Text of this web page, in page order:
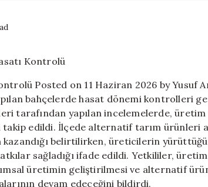
Posted on 11 Haziran 2026 by Yusuf
bahçelerde hasat dönemi kontrolleri
tarafından yapılan incelemelerde,
edildi. İlçede alternatif tarım ürünleri
belirtilirken, üreticilerin
sağladığı ifade edildi. Yetkililer,
üretimin geliştirilmesi ve alternatif
devam edeceğini bildirdi.